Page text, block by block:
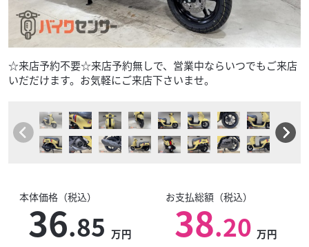
☆来店予約不要☆来店予約無しで、営業中ならいつでもご来店
いだだけます。お気軽にご来店下さいませ。
本体価格（税込）
36.85 万円
お支払総額（税込）
38.20 万円